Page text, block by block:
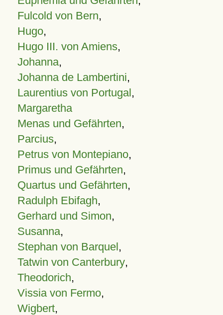
Fulcold von Bern,
Hugo,
Hugo III. von Amiens,
Johanna,
Johanna de Lambertini,
Laurentius von Portugal,
Margaretha
Menas und Gefährten,
Parcius,
Petrus von Montepiano,
Primus und Gefährten,
Quartus und Gefährten,
Radulph Ebifagh,
Gerhard und Simon,
Susanna,
Stephan von Barquel,
Tatwin von Canterbury,
Theodorich,
Vissia von Fermo,
Wigbert,